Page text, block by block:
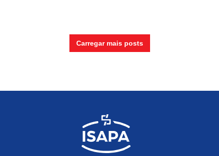
movimentos do volante,
garantindo estabilidade e
controle em diferentes
esforços mecânicos, […]
Carregar mais posts